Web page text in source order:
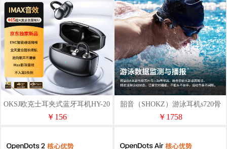
OKSJ欧克士耳夹式蓝牙耳机HY-20
京东自营2W+
￥156
韶音（SHOKZ）游泳耳机s720骨
传导蓝牙耳机
￥1758